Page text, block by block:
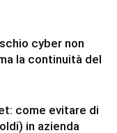
cyber non
la continuità del
come evitare di
in azienda